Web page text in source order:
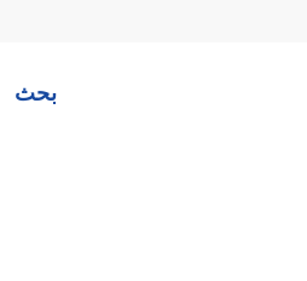
بحث